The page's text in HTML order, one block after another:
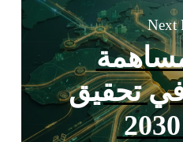
Next
تحقيق